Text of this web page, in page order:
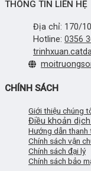
THÔNG TIN LIÊN HỆ
Địa chỉ: 170/
Hotline: 0356
CHÍNH SÁCH
Giới thiệu chúng
Điều khoản
Hướng dẫn thanh
Chính sách vận
Chính sách đại lý
Chính sách bảo